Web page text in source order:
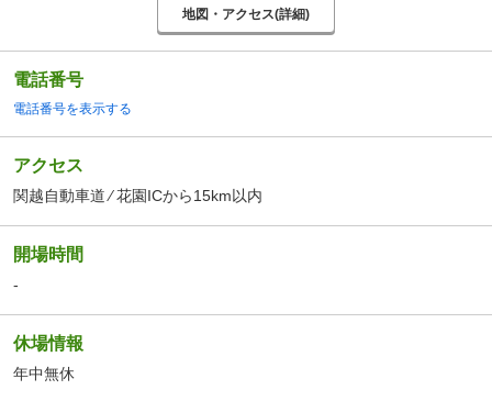
地図・アクセス(詳細)
電話番号
電話番号を表示する
アクセス
関越自動車道 ⁄ 花園ICから15km以内
開場時間
-
休場情報
年中無休